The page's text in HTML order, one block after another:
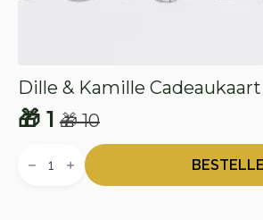
Dille & Kamille Cadeaukaart
🎁10
Oorspronkelijke
prijs
🎁 1
Huidige
prijs